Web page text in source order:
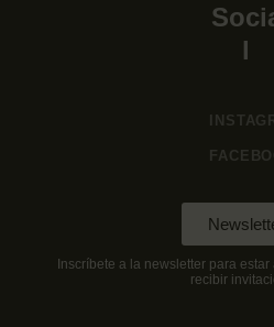
l
Inscríbete a la newsletter para
recibir